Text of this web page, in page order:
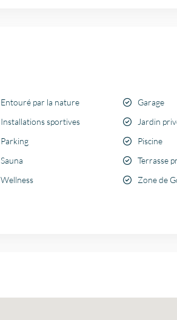
Entouré par la nature
Garage
Installations sportives
Jardin
Parking
Piscine
Sauna
Terrasse
Wellness
Zone de